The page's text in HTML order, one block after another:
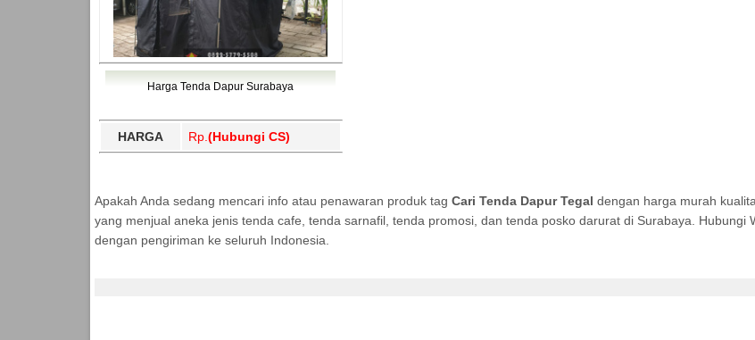
Harga Tenda Dapur Surabaya
HARGA Rp. (Hubungi CS)
Apakah Anda sedang mencari info atau penawaran produk tag Cari Tenda Dapur Tegal dengan harga murah
yang menjual aneka jenis tenda cafe, tenda sarnafil, tenda promosi, dan tenda posko darurat di Surabaya. Hubungi
dengan pengiriman ke seluruh Indonesia.